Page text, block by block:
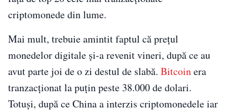
criptomonede din lume.
Mai mult, trebuie amintit faptul că prețul
monedelor digitale și-a revenit vineri, după ce au
avut parte joi de o zi destul de slabă. Bitcoinera
tranzacționat la puțin peste 38.000 de dolari.
Totuși, după ce China a interzis criptomonedele iar